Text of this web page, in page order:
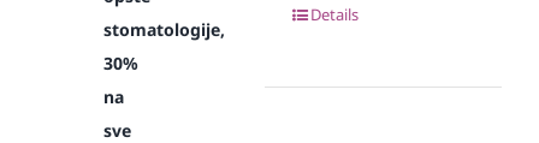
stomatologije,
30%
na
sve
Details